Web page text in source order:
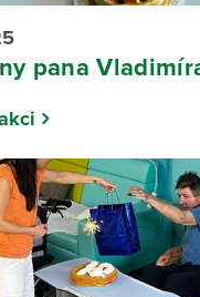
pana